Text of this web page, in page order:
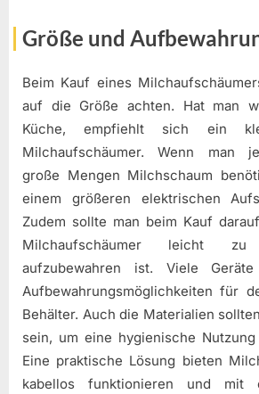
Größe und
Beim Kauf eines
auf die Größe achten. Hat man
Küche, empfiehlt sich ein
Milchaufschäumer. Wenn man
große Mengen Milchschaum
einem größeren elektrischen
Zudem sollte man beim Kauf
Milchaufschäumer leicht
aufzubewahren ist. Viele
Aufbewahrungsmöglichkeiten für
Behälter. Auch die Materialien
sein, um eine hygienische
Eine praktische Lösung bieten
kabellos funktionieren und mit